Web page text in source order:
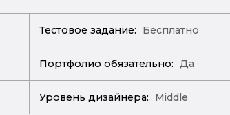
Тестовое задание: Бесплатно
Портфолио обязательно: Да
Уровень дизайнера: Middle